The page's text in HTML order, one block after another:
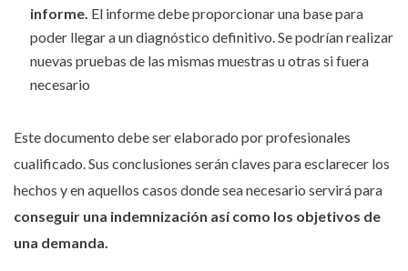
informe. El informe debe proporcionar una base para
poder llegar a un diagnóstico definitivo. Se podrían realizar
nuevas pruebas de las mismas muestras u otras si fuera
necesario
Este documento debe ser elaborado por profesionales
cualificado. Sus conclusiones serán claves para esclarecer los
hechos y en aquellos casos donde sea necesario servirá para
conseguir una indemnización así como los objetivos de
una demanda.